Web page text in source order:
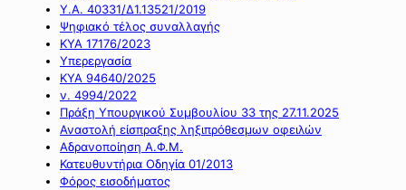
Υ.Α. 40331/Δ1.13521/2019
Ψηφιακό τέλος συναλλαγής
ΚΥΑ 17176/2023
Υπερεργασία
ΚΥΑ 94640/2025
ν. 4994/2022
Πράξη Υπουργικού Συμβουλίου 33 της 27.11.2025
Αναστολή είσπραξης ληξιπρόθεσμων οφειλών
Αδρανοποίηση Α.Φ.Μ.
Κατευθυντήρια Οδηγία 01/2013
Φόρος εισοδήματος